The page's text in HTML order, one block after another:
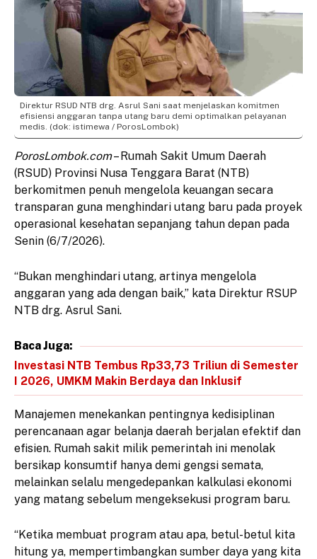
Direktur RSUD NTB drg. Asrul Sani saat menjelaskan komitmen
efisiensi anggaran tanpa utang baru demi optimalkan pelayanan
medis. (dok: istimewa / PorosLombok)
PorosLombok.com– Rumah Sakit Umum Daerah
(RSUD) Provinsi Nusa Tenggara Barat (NTB)
berkomitmen penuh mengelola keuangan secara
transparan guna menghindari utang baru pada proyek
operasional kesehatan sepanjang tahun depan pada
Senin (6/7/2026).
“Bukan menghindari utang, artinya mengelola
anggaran yang ada dengan baik,” kata Direktur RSUP
NTB drg. Asrul Sani.
Baca Juga:
Investasi NTB Tembus Rp33,73 Triliun di Semester
I 2026, UMKM Makin Berdaya dan Inklusif
Manajemen menekankan pentingnya kedisiplinan
perencanaan agar belanja daerah berjalan efektif dan
efisien. Rumah sakit milik pemerintah ini menolak
bersikap konsumtif hanya demi gengsi semata,
melainkan selalu mengedepankan kalkulasi ekonomi
yang matang sebelum mengeksekusi program baru.
“Ketika membuat program atau apa, betul-betul kita
hitung ya, mempertimbangkan sumber daya yang kita